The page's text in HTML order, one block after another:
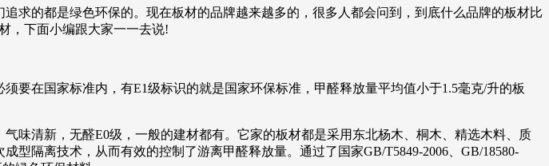
求的都是绿色环保的。现在板材的品牌越来越多的，很多人都会问到，到底什么品牌的板材比
，下面小编跟大家一一去说!
要在国家标准内，有E1级标识的就是国家环保标准，甲醛释放量平均值小于1.5毫克/升的板
味清新，无醛E0级，一般的建材都有。它家的板材都是采用东北杨木、桐木、精选木料、质
隔离技术，从而有效的控制了游离甲醛释放量。通过了国家GB/T5849-2006、GB/18580-